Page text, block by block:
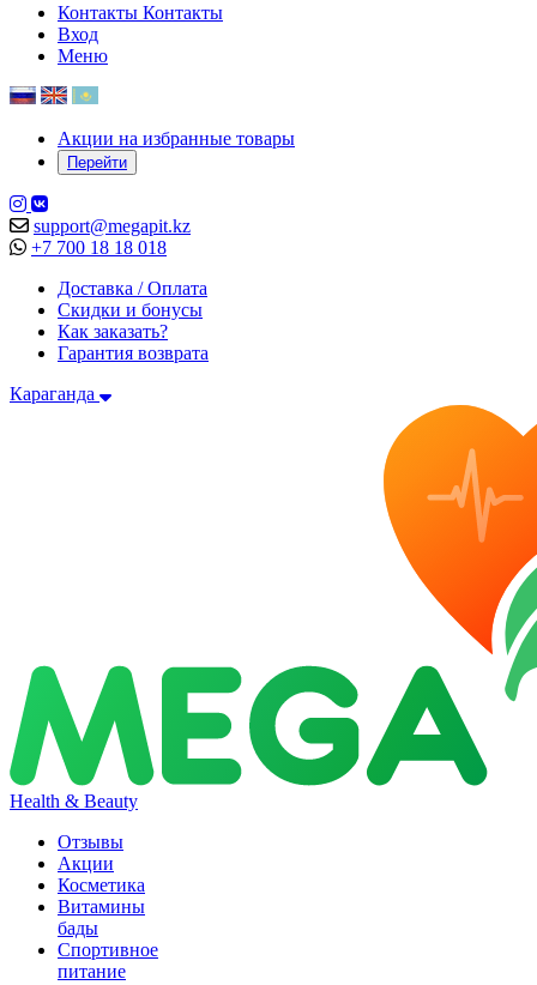
Контакты Контакты
Вход
Меню
Акции на избранные товары
Перейти
support@megapit.kz
+7 700 18 18 018
Доставка / Оплата
Скидки и бонусы
Как заказать?
Гарантия возврата
Караганда
Health & Beauty
Отзывы
Акции
Косметика
Витамины
бады
Спортивное
питание